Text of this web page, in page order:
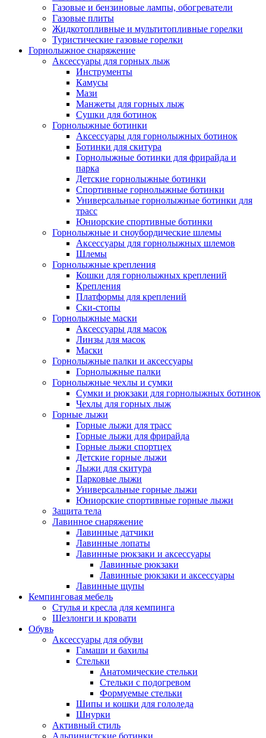
Газовые и бензиновые лампы, обогреватели
Газовые плиты
Жидкотопливные и мультитопливные горелки
Туристические газовые горелки
Горнолыжное снаряжение
Аксессуары для горных лыж
Инструменты
Камусы
Мази
Манжеты для горных лыж
Сушки для ботинок
Горнолыжные ботинки
Аксессуары для горнолыжных ботинок
Ботинки для скитура
Горнолыжные ботинки для фрирайда и
парка
Детские горнолыжные ботинки
Спортивные горнолыжные ботинки
Универсальные горнолыжные ботинки для
трасс
Юниорские спортивные ботинки
Горнолыжные и сноубордические шлемы
Аксессуары для горнолыжных шлемов
Шлемы
Горнолыжные крепления
Кошки для горнолыжных креплений
Крепления
Платформы для креплений
Ски-стопы
Горнолыжные маски
Аксессуары для масок
Линзы для масок
Маски
Горнолыжные палки и аксессуары
Горнолыжные палки
Горнолыжные чехлы и сумки
Сумки и рюкзаки для горнолыжных ботинок
Чехлы для горных лыж
Горные лыжи
Горные лыжи для трасс
Горные лыжи для фрирайда
Горные лыжи спортцех
Детские горные лыжи
Лыжи для скитура
Парковые лыжи
Универсальные горные лыжи
Юниорские спортивные горные лыжи
Защита тела
Лавинное снаряжение
Лавинные датчики
Лавинные лопаты
Лавинные рюкзаки и аксессуары
Лавинные рюкзаки
Лавинные рюкзаки и аксессуары
Лавинные щупы
Кемпинговая мебель
Стулья и кресла для кемпинга
Шезлонги и кровати
Обувь
Аксессуары для обуви
Гамаши и бахилы
Стельки
Анатомические стельки
Стельки с подогревом
Формуемые стельки
Шипы и кошки для гололеда
Шнурки
Активный стиль
Альпинистские ботинки